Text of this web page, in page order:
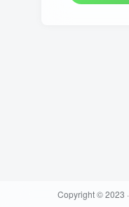
Copyright © 2023 ·